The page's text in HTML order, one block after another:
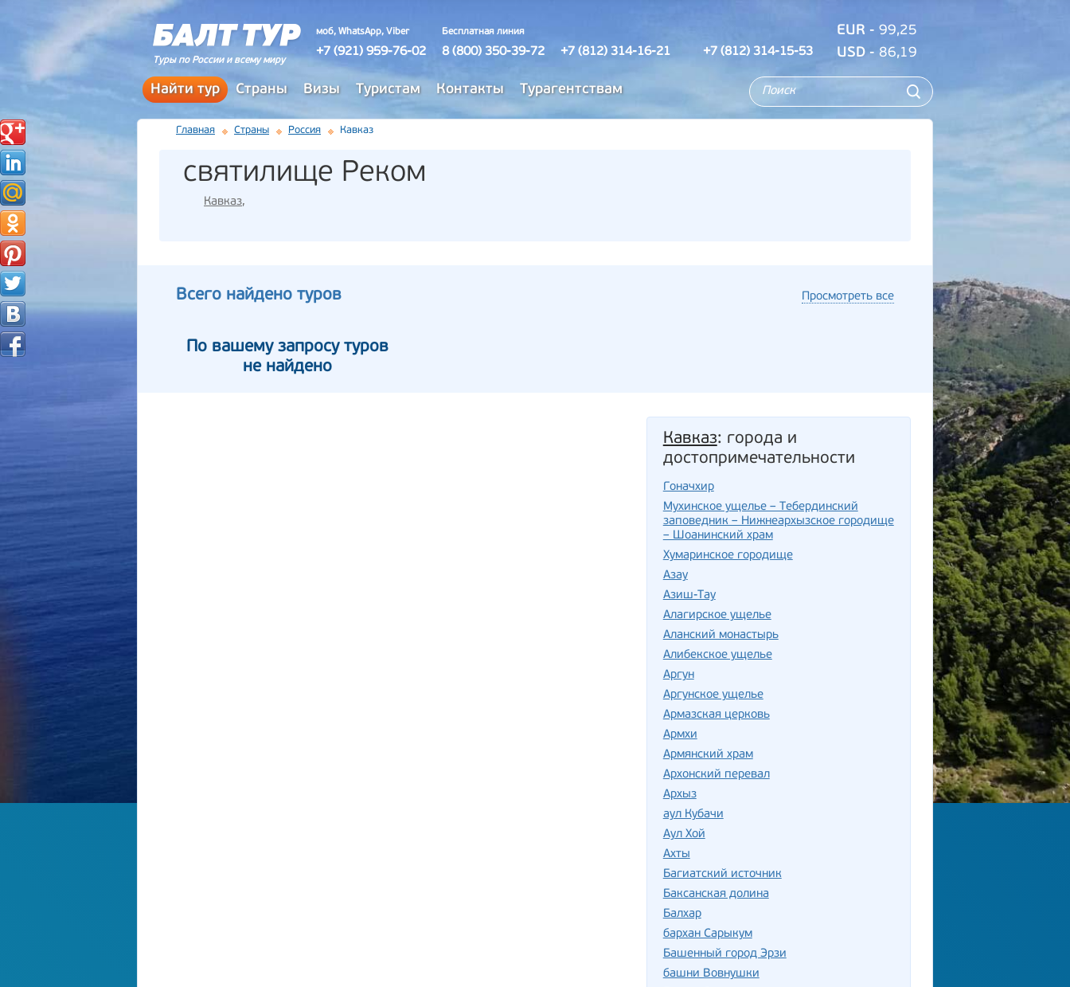
Туры по России и всему миру
моб, WhatsApp, Viber
+7 (921) 959-76-02
Бесплатная линия
8 (800) 350-39-72 +7 (812) 314-16-21 +7 (812) 314-15-53
EUR - 99,25
USD - 86,19
Найти тур Страны Визы Туристам Контакты Турагентствам
Главная Страны Россия Кавказ
святилище Реком
Кавказ,
Всего найдено туров Просмотреть все
По вашему запросу туров
не найдено
Кавказ: города и
достопримечательности
Гоначхир
Мухинское ущелье – Тебердинский
заповедник – Нижнеархызское городище
– Шоанинский храм
Хумаринское городище
Азау
Азиш-Тау
Алагирское ущелье
Аланский монастырь
Алибекское ущелье
Аргун
Аргунское ущелье
Армазская церковь
Армхи
Армянский храм
Архонский перевал
Архыз
аул Кубачи
Аул Хой
Ахты
Багиатский источник
Баксанская долина
Балхар
бархан Сарыкум
Башенный город Эрзи
башни Вовнушки